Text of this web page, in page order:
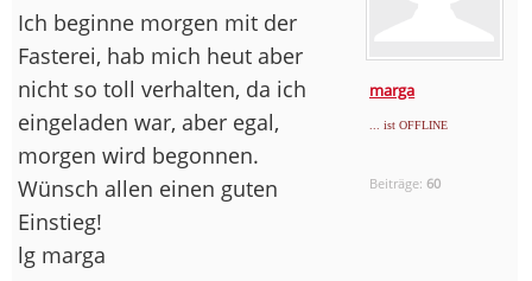
marga
... ist OFFLINE
Beiträge:60
Ich beginne morgen mit der
Fasterei, hab mich heut aber
nicht so toll verhalten, da ich
eingeladen war, aber egal,
morgen wird begonnen.
Wünsch allen einen guten
Einstieg!
lg marga